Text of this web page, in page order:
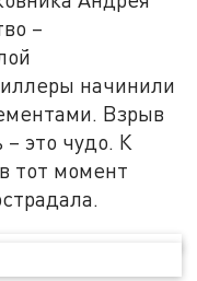
–
начинили
Взрыв
это чудо. К
тот момент